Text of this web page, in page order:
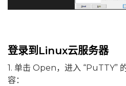
登录到Linux云服务器
1. 单击 Open，进入 “PuTTY”
容：